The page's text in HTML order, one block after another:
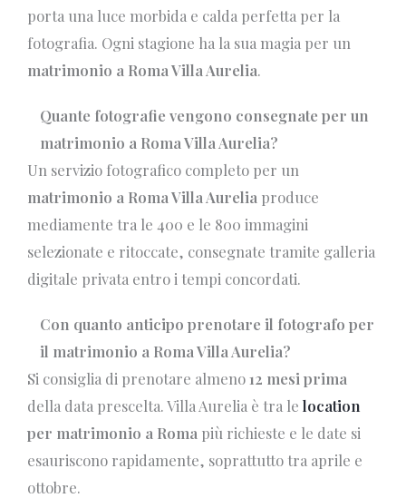
porta una luce morbida e calda perfetta per la
fotografia. Ogni stagione ha la sua magia per un
matrimonio a Roma Villa Aurelia.
Quante fotografie vengono consegnate per un
matrimonio a Roma Villa Aurelia?
Un servizio fotografico completo per un
matrimonio a Roma Villa Aurelia produce
mediamente tra le 400 e le 800 immagini
selezionate e ritoccate, consegnate tramite galleria
digitale privata entro i tempi concordati.
Con quanto anticipo prenotare il fotografo per
il matrimonio a Roma Villa Aurelia?
Si consiglia di prenotare almeno12 mesi prima
della data prescelta. Villa Aurelia è tra le location
per matrimonio a Roma più richieste e le date si
esauriscono rapidamente, soprattutto tra aprile e
ottobre.